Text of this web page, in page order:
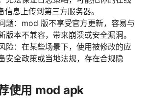
信息上传到第三方服务器。
题：mod 版不享受官方更新，容易与
版本不兼容，带来崩溃或安全漏洞。
险：在某些场景下，使用被修改的应
安全政策或当地法规，存在合规隐
使用 mod apk